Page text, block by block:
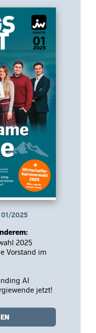
01/2025
2025
Vorstand im
AI
jetzt!